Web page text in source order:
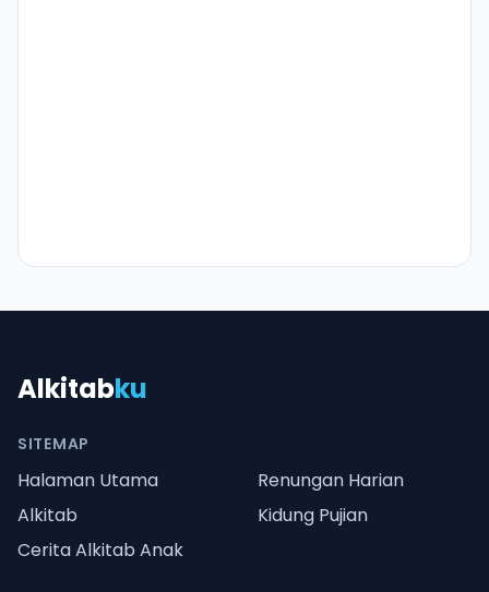
Alkitabku
SITEMAP
Halaman Utama
Renungan Harian
Alkitab
Kidung Pujian
Cerita Alkitab Anak